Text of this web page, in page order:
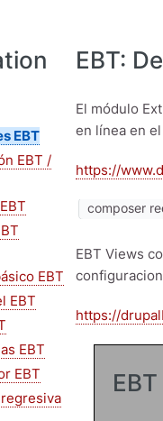
EBT
EBT /
EBT
EBT
EBT
EBT
EBT:
El módulo
en línea en
https://
composer
EBT Views
https://